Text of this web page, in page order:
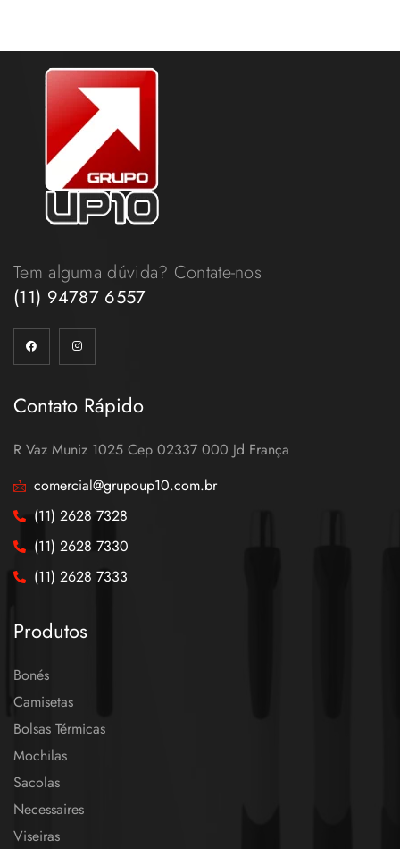
Tem alguma dúvida? Contate-nos
(11) 94787 6557
Contato Rápido
R Vaz Muniz 1025 Cep 02337 000 Jd França
comercial@grupoup10.com.br
(11) 2628 7328
(11) 2628 7330
(11) 2628 7333
Produtos
Bonés
Camisetas
Bolsas Térmicas
Mochilas
Sacolas
Necessaires
Viseiras